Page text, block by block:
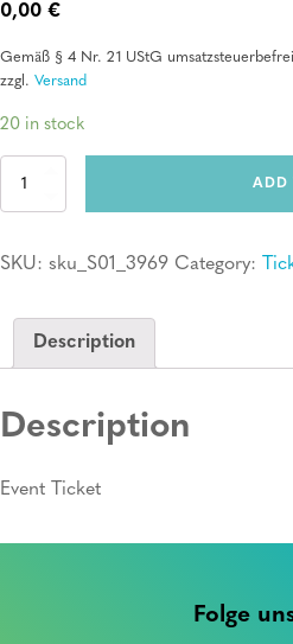
0,00 €
Gemäß § 4 Nr. 21 UStG
zzgl. Versand
20 in stock
Ticket:
quantity
ADD
SKU: sku_S01_3969 Category:
Description
Description
Event Ticket
Folge